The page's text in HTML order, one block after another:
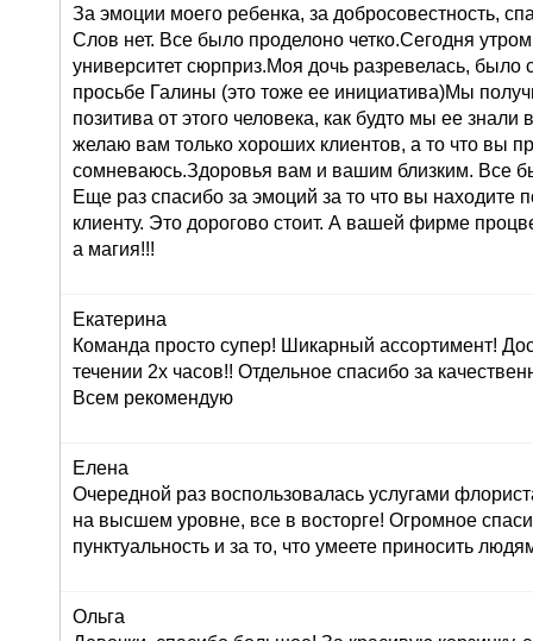
За эмоции моего ребенка, за добросовестность,
Слов нет. Все было проделоно четко.Сегодня
университет сюрприз.Моя дочь разревелась, было
просьбе Галины (это тоже ее инициатива)Мы
позитива от этого человека, как будто мы ее знали
желаю вам только хороших клиентов, а то что вы
сомневаюсь.Здоровья вам и вашим близким. Все
Еще раз спасибо за эмоций за то что вы находите
клиенту. Это дорогово стоит. А вашей фирме
а магия!!!
Екатерина
Команда просто супер! Шикарный ассортимент!
течении 2х часов!! Отдельное спасибо за
Всем рекомендую
Елена
Очередной раз воспользовалась услугами
на высшем уровне, все в восторге! Огромное
пунктуальность и за то, что умеете приносить
Ольга